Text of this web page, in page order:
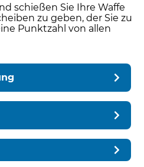
schießen Sie Ihre Waffe
zu geben, der Sie zu
Punktzahl von allen